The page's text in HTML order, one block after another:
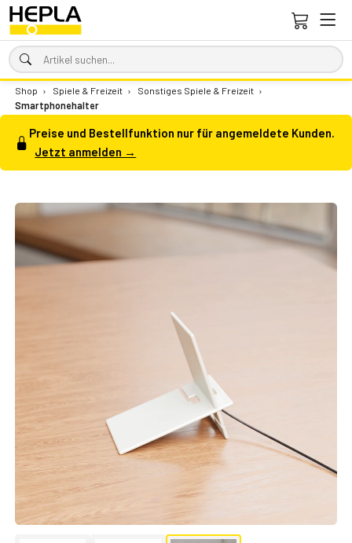
Shop › Spiele & Freizeit › Sonstiges Spiele & Freizeit ›
Smartphonehalter
Preise und Bestellfunktion nur für angemeldete Kunden.
Jetzt anmelden →